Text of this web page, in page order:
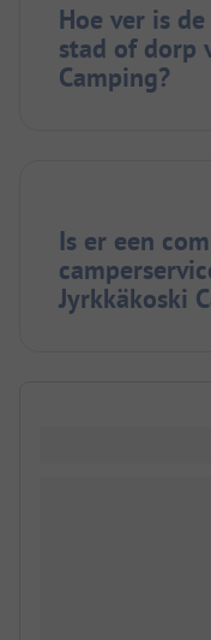
Hoe ver is
stad of dorp
Camping?
Is er een
Jyrkkäkoski